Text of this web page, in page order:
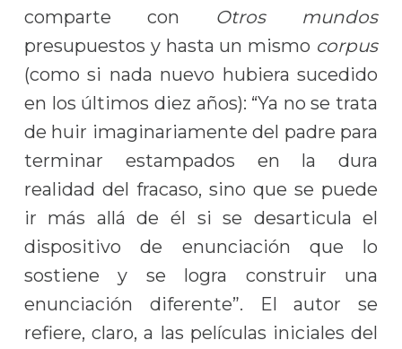
comparte con Otros mundos
presupuestos y hasta un mismo corpus
(como si nada nuevo hubiera sucedido
en los últimos diez años): “Ya no se trata
de huir imaginariamente del padre para
terminar estampados en la dura
realidad del fracaso, sino que se puede
ir más allá de él si se desarticula el
dispositivo de enunciación que lo
sostiene y se logra construir una
enunciación diferente”. El autor se
refiere, claro, a las películas iniciales del